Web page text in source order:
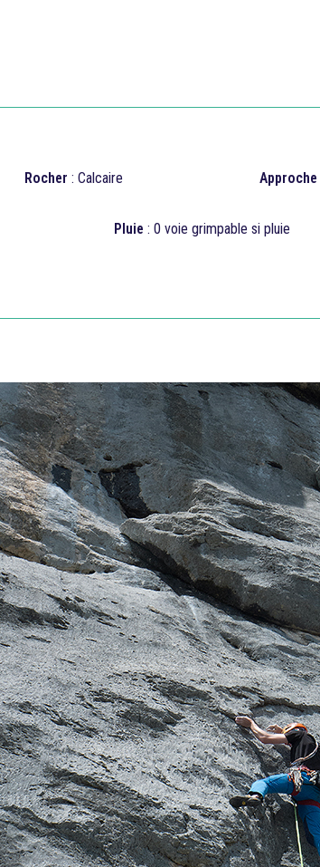
Rocher : Calcaire Approche
Pluie :0voie grimpable si pluie